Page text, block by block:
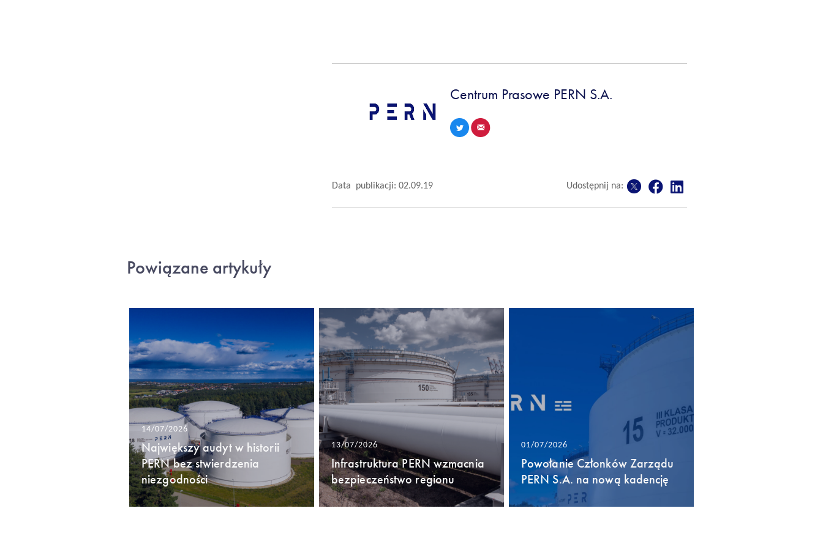
Centrum Prasowe PERN S.A.
Data publikacji: 02.09.19 Udostępnij na:
Powiązane artykuły
14/07/2026
Największy audyt w historii
PERN bez stwierdzenia
niezgodności
13/07/2026
Infrastruktura PERN wzmacnia
bezpieczeństwo regionu
01/07/2026
Powołanie Członków Zarządu
PERN S.A. na nową kadencję